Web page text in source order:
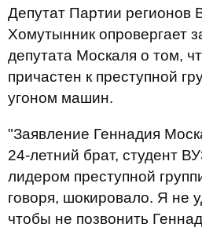
Депутат Партии регионов
Хомутынник опровергает
депутата Москаля о том,
причастен к преступной
угоном машин.
"Заявление Геннадия
24-летний брат, студент
лидером преступной
говоря, шокировало. Я не
чтобы не позвонить